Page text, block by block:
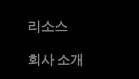
리소스
회사 소개